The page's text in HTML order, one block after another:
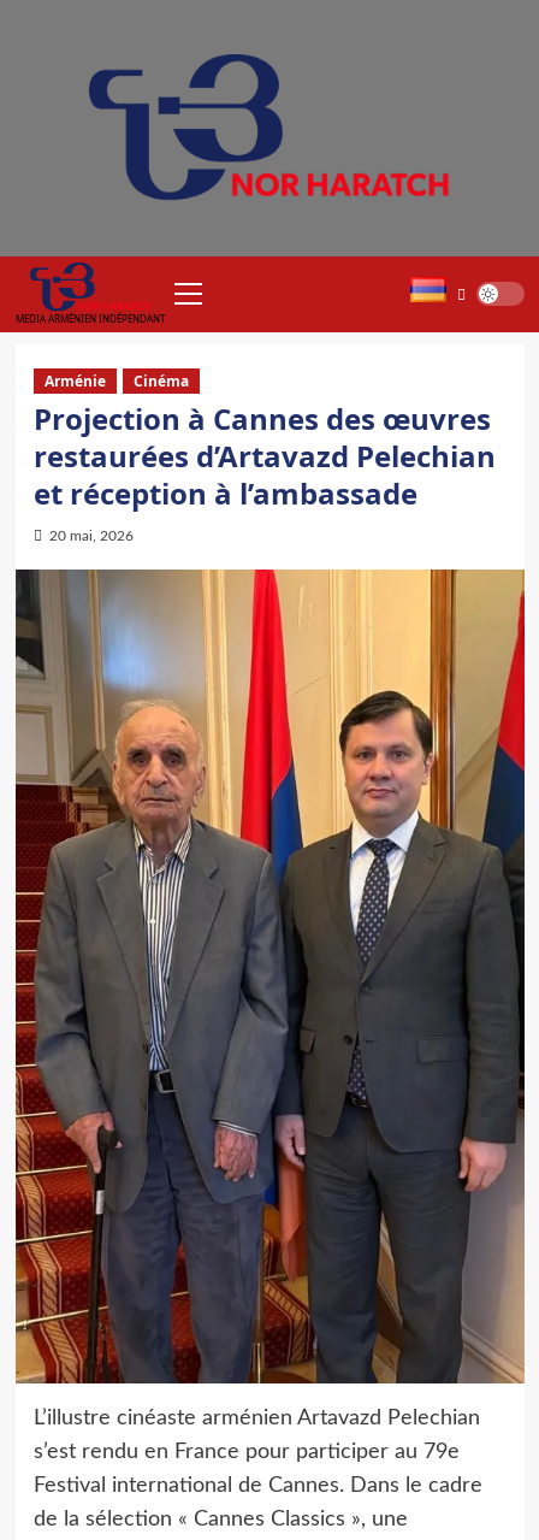
MEDIA ARMÉNIEN INDÉPENDANT
principal
Arménie Cinéma
Projection à Cannes des œuvres
restaurées d’Artavazd Pelechian
et réception à l’ambassade
20 mai, 2026
L’illustre cinéaste arménien Artavazd Pelechian
s’est rendu en France pour participer au 79e
Festival international de Cannes. Dans le cadre
de la sélection « Cannes Classics », une